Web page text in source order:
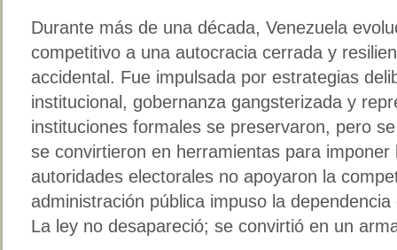
Durante más de una década, Venezuela
competitivo a una autocracia cerrada y
accidental. Fue impulsada por estrategias
institucional, gobernanza gangsterizada y
instituciones formales se preservaron, pero
se convirtieron en herramientas para
autoridades electorales no apoyaron la
administración pública impuso la
La ley no desapareció; se convirtió en un